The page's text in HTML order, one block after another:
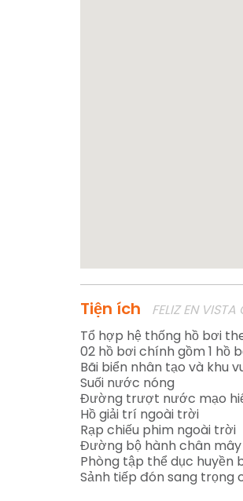
Tiện ích
FELIZ EN
Tổ hợp hệ thống hồ bơi
02 hồ bơi chính gồm 1 hồ
Bãi biển nhân tạo và khu
Suối nước nóng
Đường trượt nước mạo
Hồ giải trí ngoài trời
Rạp chiếu phim ngoài trời
Đường bộ hành chân mây
Phòng tập thể dục huyền
Sảnh tiếp đón sang trọng